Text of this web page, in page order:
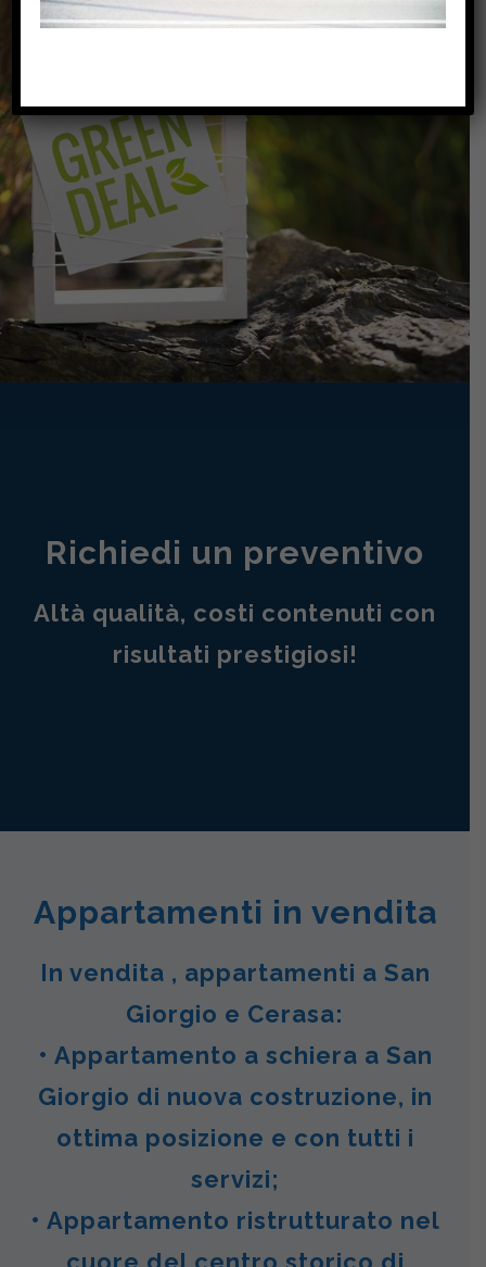
Richiedi un preventivo
Altà qualità, costi contenuti con
risultati prestigiosi!
Appartamenti in vendita
In vendita , appartamenti a San
Giorgio e Cerasa:
• Appartamento a schiera a San
Giorgio di nuova costruzione, in
ottima posizione e con tutti i
servizi;
• Appartamento ristrutturato nel
cuore del centro storico di